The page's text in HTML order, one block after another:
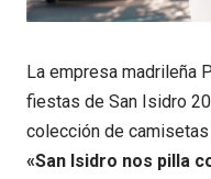
La empresa madrileña
fiestas de San Isidro
colección de
«San Isidro nos pilla